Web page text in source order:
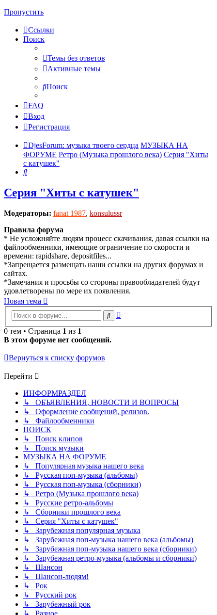
Пропустить
Ссылки
Поиск
Темы без ответов
Активные темы
Поиск
FAQ
Вход
Регистрация
DjesForum: музыка твоего сердца МУЗЫКА НА
ФОРУМЕ Ретро (Музыка прошлого века) Серия "Хиты
с катушек"
Поиск
Серия "Хиты с катушек"
Модераторы: fanat 1987, konsulussr
Правила форума
* Не усложняйте людям процесс скачивания, давая ссылки на
файлообменники, имеющие ограничение по скорости и
времени: rapidshare, depositfiles...
*Запрещается размещать наши ссылки на других форумах и
сайтах.
*Замечания и просьбы со стороны правообладателей будут
удовлетворены по мере их появления.
Новая тема
Поиск
0 тем • Страница 1 из 1
В этом форуме нет сообщений.
Вернуться к списку форумов
Перейти
ИНФОРМРАЗДЕЛ
↳ ОБЪЯВЛЕНИЯ, НОВОСТИ И ВОПРОСЫ
↳ Оформление сообщений, релизов.
↳ Файлообменники
ПОИСК
↳ Поиск клипов
↳ Поиск музыки
МУЗЫКА НА ФОРУМЕ
↳ Популярная музыка нашего века
↳ Русская поп-музыка (альбомы)
↳ Русская поп-музыка (сборники)
↳ Ретро (Музыка прошлого века)
↳ Русские ретро-альбомы
↳ Сборники прошлого века
↳ Серия "Хиты с катушек"
↳ Зарубежная популярная музыка
↳ Зарубежная поп-музыка нашего века (альбомы)
↳ Зарубежная поп-музыка нашего века (сборники)
↳ Зарубежная ретро-музыка (альбомы и сборники)
↳ Шансон
↳ Шансон-людям!
↳ Рок
↳ Русский рок
↳ Зарубежный рок